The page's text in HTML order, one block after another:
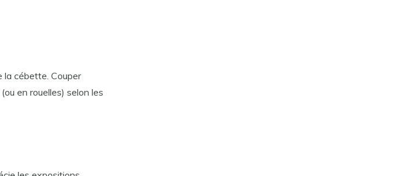
la cébette. Couper
en rouelles) selon les